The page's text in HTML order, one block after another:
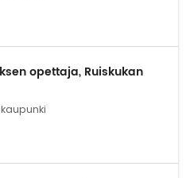
opettaja, Ruiskukan